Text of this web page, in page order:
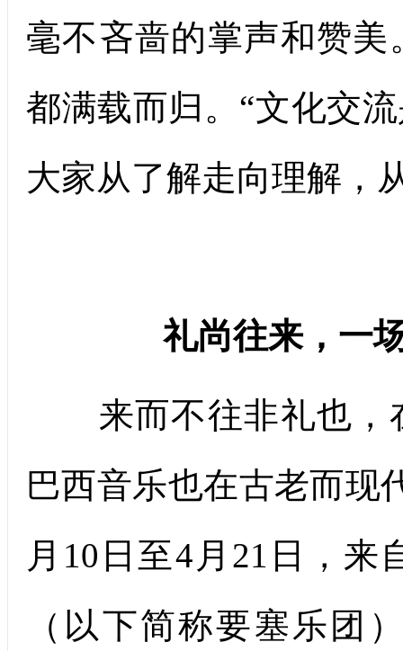
毫不吝啬的掌声和赞
都满载而归。“文化交
大家从了解走向理解，
礼尚往来， 一
来而不往非礼也，
巴西音乐也在古老而现
月10日至4月21日，
（以下简称要塞乐团